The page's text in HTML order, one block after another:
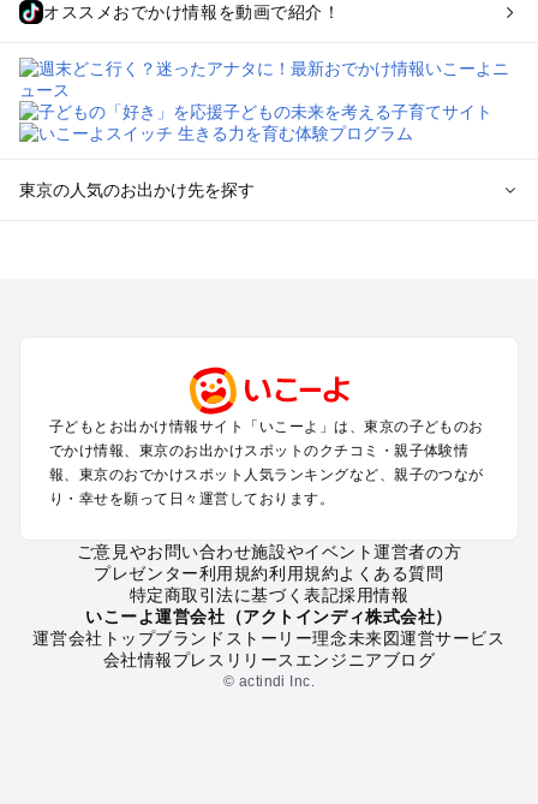
オススメおでかけ情報を動画で紹介！
東京の人気のお出かけ先を探す
町田・相模原・愛川・上野原のプールお出かけ
渋谷・原宿・恵比寿・中目黒・自由が丘のプールお出かけ
池袋・赤羽・王子・巣鴨・目白・石神井のプールお出かけ
新宿・高田馬場・代々木・千駄ヶ谷のプールお出かけ
銀座・丸の内・日本橋・有楽町・築地・月島のプールお出かけ
小金井・小平・西東京・東村山・東久留米のプールお出かけ
府中・調布・狛江のプールお出かけ
青梅・奥多摩のプールお出かけ
蒲田・大森・羽田周辺のプールお出かけ
葛西・新木場・亀戸・亀有・柴又のプールお出かけ
北千住・日暮里・荒川のプールお出かけ
子どもとお出かけ情報サイト「いこーよ」は、東京の子どものお
でかけ情報、東京のお出かけスポットのクチコミ・親子体験情
報、東京のおでかけスポット人気ランキングなど、親子のつなが
り・幸せを願って日々運営しております。
ご意見やお問い合わせ施設やイベント運営者の方
プレゼンター利用規約利用規約よくある質問
特定商取引法に基づく表記採用情報
いこーよ運営会社（アクトインディ株式会社）
運営会社トップブランドストーリー理念未来図運営サービス
会社情報プレスリリース エンジニアブログ
© actindi Inc.